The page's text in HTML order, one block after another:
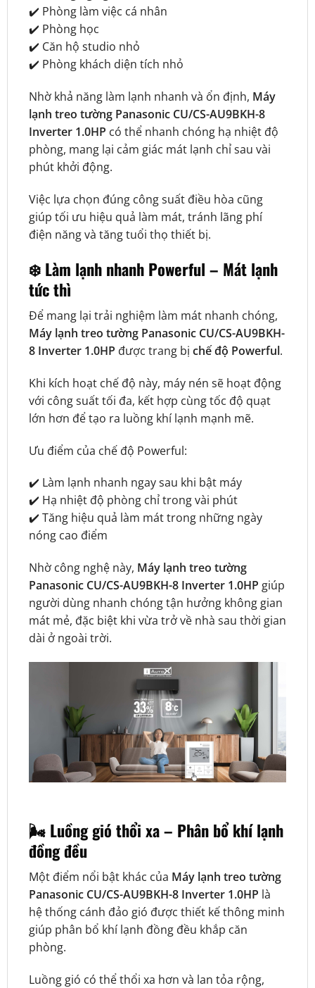
✔️ Phòng làm việc cá nhân
✔️ Phòng học
✔️ Căn hộ studio nhỏ
✔️ Phòng khách diện tích nhỏ
Nhờ khả năng làm lạnh nhanh và ổn định, Máy
lạnh treo tường Panasonic CU/CS-AU9BKH-8
Inverter 1.0HP có thể nhanh chóng hạ nhiệt độ
phòng, mang lại cảm giác mát lạnh chỉ sau vài
phút khởi động.
Việc lựa chọn đúng công suất điều hòa cũng
giúp tối ưu hiệu quả làm mát, tránh lãng phí
điện năng và tăng tuổi thọ thiết bị.
❄️ Làm lạnh nhanh Powerful – Mát lạnh
tức thì
Để mang lại trải nghiệm làm mát nhanh chóng,
Máy lạnh treo tường Panasonic CU/CS-AU9BKH-
8 Inverter 1.0HP được trang bị chế độ Powerful.
Khi kích hoạt chế độ này, máy nén sẽ hoạt động
với công suất tối đa, kết hợp cùng tốc độ quạt
lớn hơn để tạo ra luồng khí lạnh mạnh mẽ.
Ưu điểm của chế độ Powerful:
✔️ Làm lạnh nhanh ngay sau khi bật máy
✔️ Hạ nhiệt độ phòng chỉ trong vài phút
✔️ Tăng hiệu quả làm mát trong những ngày
nóng cao điểm
Nhờ công nghệ này, Máy lạnh treo tường
Panasonic CU/CS-AU9BKH-8 Inverter 1.0HP giúp
người dùng nhanh chóng tận hưởng không gian
mát mẻ, đặc biệt khi vừa trở về nhà sau thời gian
dài ở ngoài trời.
🌬️ Luồng gió thổi xa – Phân bổ khí lạnh
đồng đều
Một điểm nổi bật khác của Máy lạnh treo tường
Panasonic CU/CS-AU9BKH-8 Inverter 1.0HP là
hệ thống cánh đảo gió được thiết kế thông minh
giúp phân bổ khí lạnh đồng đều khắp căn
phòng.
Luồng gió có thể thổi xa hơn và lan tỏa rộng,